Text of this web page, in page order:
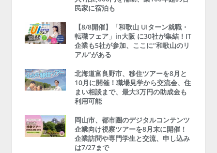
民家に宿泊も
【8/8開催】「和歌山 UIターン就職・
転職フェア」in大阪 に30社が集結！IT
企業も5社が参加、ここに“和歌山のリ
アル”がある
北海道富良野市、移住ツアーを8月と
10月に開催！職場見学から交流会、住
まい相談まで、最大3万円の助成金も
利用可能
岡山市、都市圏のデジタルコンテンツ
企業向け視察ツアーを8月末に開催！
企業訪問や専門学生と交流、申し込み
は7/27まで